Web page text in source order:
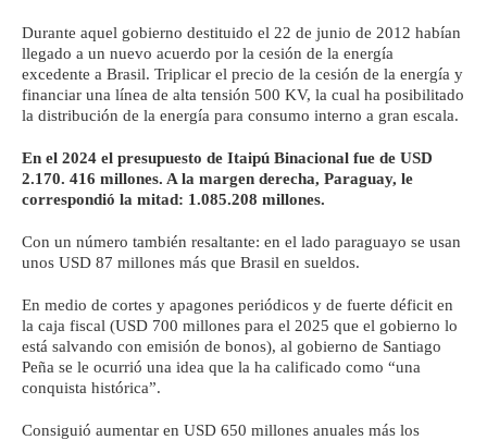
Durante aquel gobierno destituido el 22 de junio de 2012 habían
llegado a un nuevo acuerdo por la cesión de la energía
excedente a Brasil. Triplicar el precio de la cesión de la energía y
financiar una línea de alta tensión 500 KV, la cual ha posibilitado
la distribución de la energía para consumo interno a gran escala.
En el 2024 el presupuesto de Itaipú Binacional fue de USD
2.170. 416 millones. A la margen derecha, Paraguay, le
correspondió la mitad: 1.085.208 millones.
Con un número también resaltante: en el lado paraguayo se usan
unos USD 87 millones más que Brasil en sueldos.
En medio de cortes y apagones periódicos y de fuerte déficit en
la caja fiscal (USD 700 millones para el 2025 que el gobierno lo
está salvando con emisión de bonos), al gobierno de Santiago
Peña se le ocurrió una idea que la ha calificado como “una
conquista histórica”.
Consiguió aumentar en USD 650 millones anuales más los